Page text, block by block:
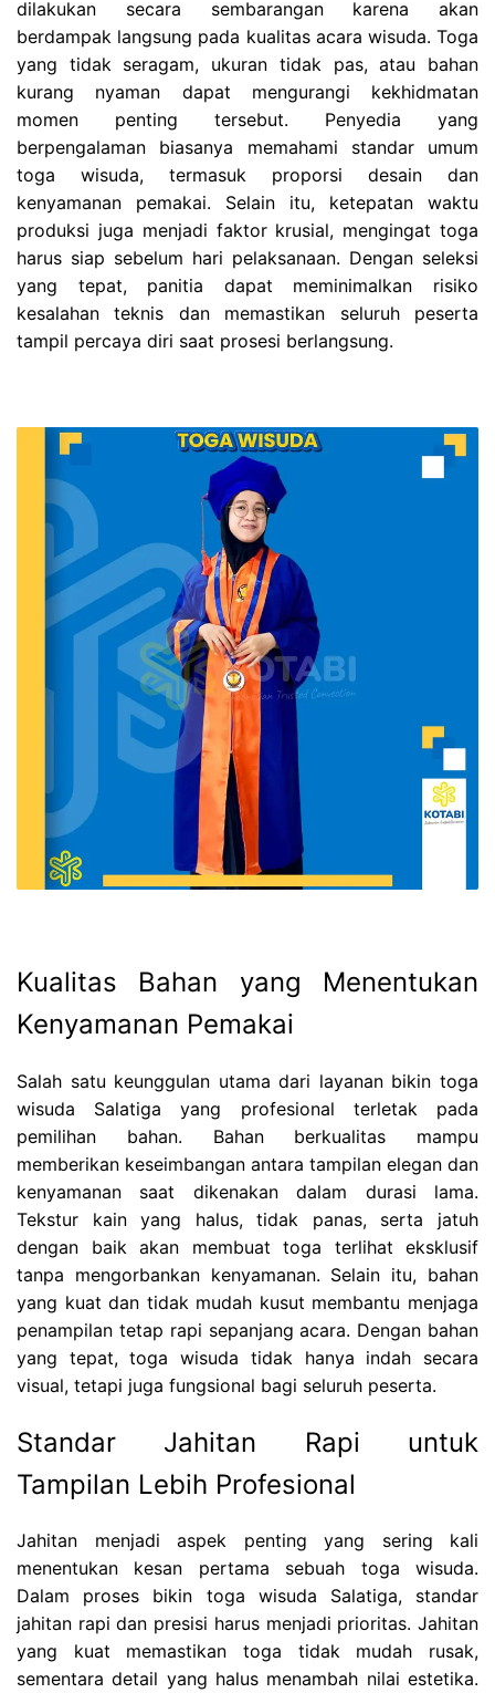
dilakukan secara sembarangan karena akan
berdampak langsung pada kualitas acara wisuda. Toga
yang tidak seragam, ukuran tidak pas, atau bahan
kurang nyaman dapat mengurangi kekhidmatan
momen penting tersebut. Penyedia yang
berpengalaman biasanya memahami standar umum
toga wisuda, termasuk proporsi desain dan
kenyamanan pemakai. Selain itu, ketepatan waktu
produksi juga menjadi faktor krusial, mengingat toga
harus siap sebelum hari pelaksanaan. Dengan seleksi
yang tepat, panitia dapat meminimalkan risiko
kesalahan teknis dan memastikan seluruh peserta
tampil percaya diri saat prosesi berlangsung.
Kualitas Bahan yang Menentukan
Kenyamanan Pemakai
Salah satu keunggulan utama dari layanan bikin toga
wisuda Salatiga yang profesional terletak pada
pemilihan bahan. Bahan berkualitas mampu
memberikan keseimbangan antara tampilan elegan dan
kenyamanan saat dikenakan dalam durasi lama.
Tekstur kain yang halus, tidak panas, serta jatuh
dengan baik akan membuat toga terlihat eksklusif
tanpa mengorbankan kenyamanan. Selain itu, bahan
yang kuat dan tidak mudah kusut membantu menjaga
penampilan tetap rapi sepanjang acara. Dengan bahan
yang tepat, toga wisuda tidak hanya indah secara
visual, tetapi juga fungsional bagi seluruh peserta.
Standar Jahitan Rapi untuk
Tampilan Lebih Profesional
Jahitan menjadi aspek penting yang sering kali
menentukan kesan pertama sebuah toga wisuda.
Dalam proses bikin toga wisuda Salatiga, standar
jahitan rapi dan presisi harus menjadi prioritas. Jahitan
yang kuat memastikan toga tidak mudah rusak,
sementara detail yang halus menambah nilai estetika.